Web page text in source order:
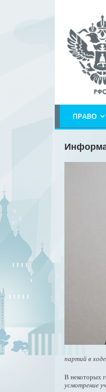
ПРАВО
партий в
В некоторых
усмотрение